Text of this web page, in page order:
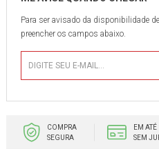
Para ser avisado da disponibilidade
preencher os campos abaixo.
COMPRA
SEGURA
EM
SEM